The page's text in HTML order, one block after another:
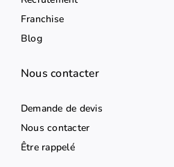
Franchise
Blog
Nous contacter
Demande de devis
Nous contacter
Être rappelé